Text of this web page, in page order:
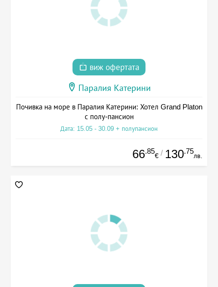
виж офертата
Паралия Катерини
Почивка на море в Паралия Катерини: Хотел Grand Platon
с полу-пансион
Дата: 15.05 - 30.09 + полупансион
66.85
€ / 130.75
лв.